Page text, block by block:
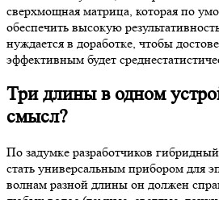
сверхмощная матрица, которая по
обеспечить высокую
нуждается в доработке, чтобы
эффективным будет
Три длины в одном
смысл?
По задумке разработчиков
стать универсальным прибором для
волнам разной длины он должен